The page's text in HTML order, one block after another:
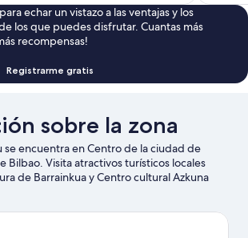
de
131 €
echar un vistazo a las ventajas y los
los que puedes disfrutar. Cuantas más
recompensas!
Registrarme gratis
sobre la zona
se encuentra en Centro de la ciudad de
Bilbao. Visita atractivos turísticos locales
de Barrainkua y Centro cultural Azkuna
ir de compras, acércate a C.C. Zubiarte o
la pena.